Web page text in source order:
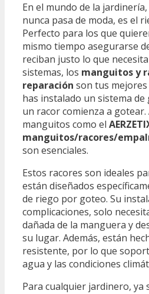
En el mundo de la
nunca pasa de moda, es el
Perfecto para los que
mismo tiempo asegurarse
reciban justo lo que
sistemas, los manguitos y
reparación son tus
has instalado un sistema
un racor comienza a gotear.
manguitos como el
manguitos/racores/
son esenciales.
Estos racores son ideales
están diseñados
de riego por goteo. Su
complicaciones, solo
dañada de la manguera y
su lugar. Además, están
resistente, por lo que
agua y las condiciones
Para cualquier jardinero, ya